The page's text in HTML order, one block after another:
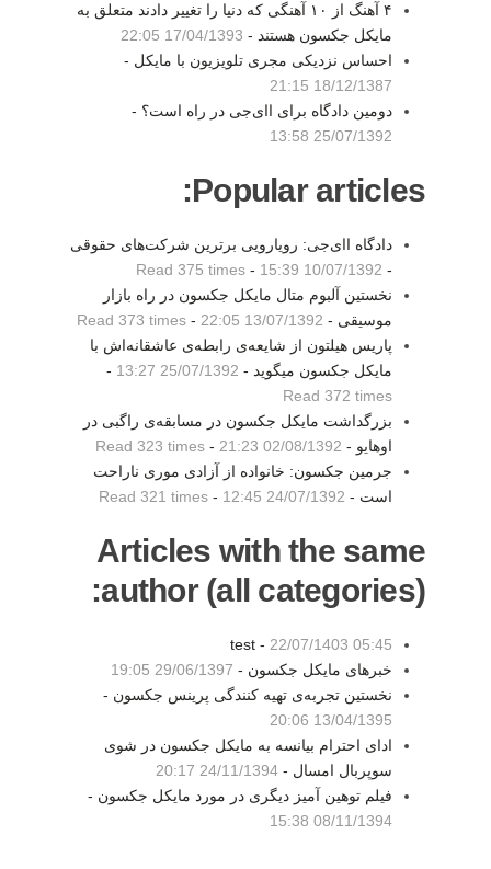
۴ آهنگ از ۱۰ آهنگی که دنیا را تغییر دادند متعلق به
مایکل جکسون هستند - 17/04/1393 22:05
احساس نزدیکی مجری تلویزیون با مایکل -
18/12/1387 21:15
دومین دادگاه برای اای‌جی در راه است؟ -
25/07/1392 13:58
Popular articles:
دادگاه اای‌جی: رویارویی برترین شرکت‌های حقوقی
-
10/07/1392 15:39
-
Read 375 times
نخستین آلبوم متال مایکل جکسون در راه بازار
موسیقی - 13/07/1392 22:05
-
Read 373 times
پاریس هیلتون از شایعه‌ی رابطه‌ی عاشقانه‌اش با
مایکل جکسون میگوید - 25/07/1392 13:27
-
Read 372 times
بزرگداشت مایکل جکسون در مسابقه‌ی راگبی در
اوهایو - 02/08/1392 21:23
-
Read 323 times
جرمین جکسون: خانواده از آزادی موری ناراحت
است - 24/07/1392 12:45
-
Read 321 times
Articles with the same
author (all categories):
test - 22/07/1403 05:45
خبرهای مایکل جکسون - 29/06/1397 19:05
نخستین تجربه‌ی تهیه کنندگی پرینس جکسون -
13/04/1395 20:06
ادای احترام بیانسه به مایکل جکسون در شوی
سوپربال امسال - 24/11/1394 20:17
فیلم توهین آمیز دیگری در مورد مایکل جکسون -
08/11/1394 15:38